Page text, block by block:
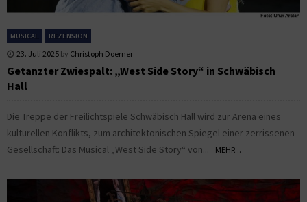
MUSICAL REZENSION
23. Juli 2025 by Christoph Doerner
Getanzter Zwiespalt: „West Side Story“ in Schwäbisch
Hall
Die Treppe der Freilichtspiele Schwäbisch Hall wird zur Arena eines
kulturellen Konflikts, zum architektonischen Spiegel einer zerrissenen
Gesellschaft: Das Musical „West Side Story“ von...
MEHR...